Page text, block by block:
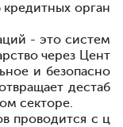
кредитных орган
- это систем
через Цент
и безопасно
дестаб
секторе.
проводится с ц